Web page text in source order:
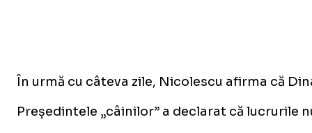
În urmă cu câteva zile, Nicolescu afirma că
Președintele „câinilor” a declarat că lucrurile